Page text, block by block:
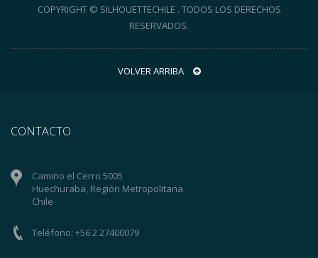
COPYRIGHT © SILHOUETTECHILE . TODOS LOS DERECHOS
RESERVADOS.
VOLVER ARRIBA
CONTACTO
Camino el Cerro 5005
Huechuraba, Región Metropolitana
Chile
Teléfono: +56 2 27400079